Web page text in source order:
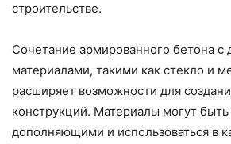
строительстве.
Сочетание армированного бетона с
материалами, такими как стекло и
расширяет возможности для
конструкций. Материалы могут быть
дополняющими и использоваться в